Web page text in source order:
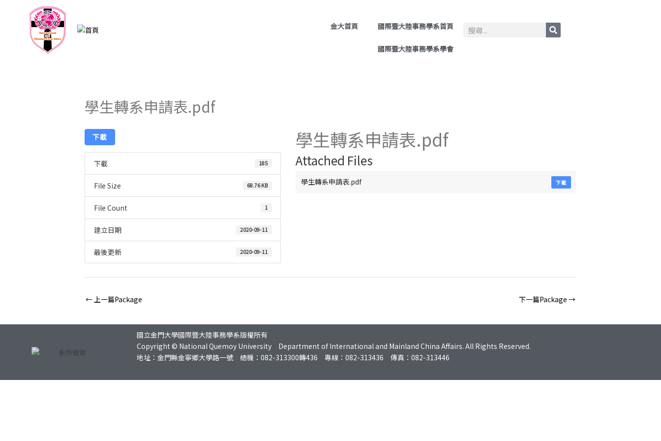
金大首頁 國際暨大陸事務學系首頁
國際暨大陸事務學系學會
Search
學生轉系申請表.pdf
下載
下載 185
File Size 68.76 KB
File Count 1
建立日期 2020-09-11
最後更新 2020-09-11
學生轉系申請表.pdf
Attached Files
學生轉系申請表.pdf 下載
←上一篇Package 下一篇Package →
國立金門大學國際暨大陸事務學系版權所有
Copyright © National Quemoy University Department of International and Mainland China Affairs. All Rights Reserved.
地址：金門縣金寧鄉大學路一號 總機：082-313300轉436 專線：082-313436 傳真：082-313446